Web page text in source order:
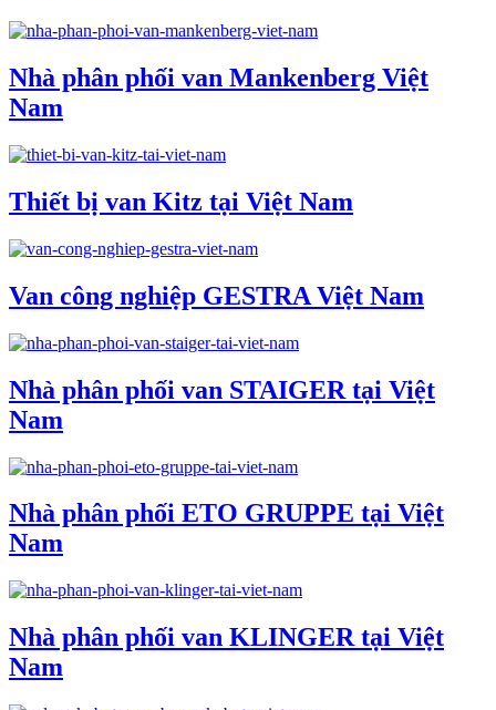
Nhà phân phối van Mankenberg Việt
Nam
Thiết bị van Kitz tại Việt Nam
Van công nghiệp GESTRA Việt Nam
Nhà phân phối van STAIGER tại Việt
Nam
Nhà phân phối ETO GRUPPE tại Việt
Nam
Nhà phân phối van KLINGER tại Việt
Nam